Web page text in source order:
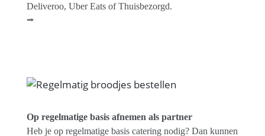
Deliveroo, Uber Eats of Thuisbezorgd.
⭢
Op regelmatige basis afnemen als partner
Heb je op regelmatige basis catering nodig? Dan kunnen